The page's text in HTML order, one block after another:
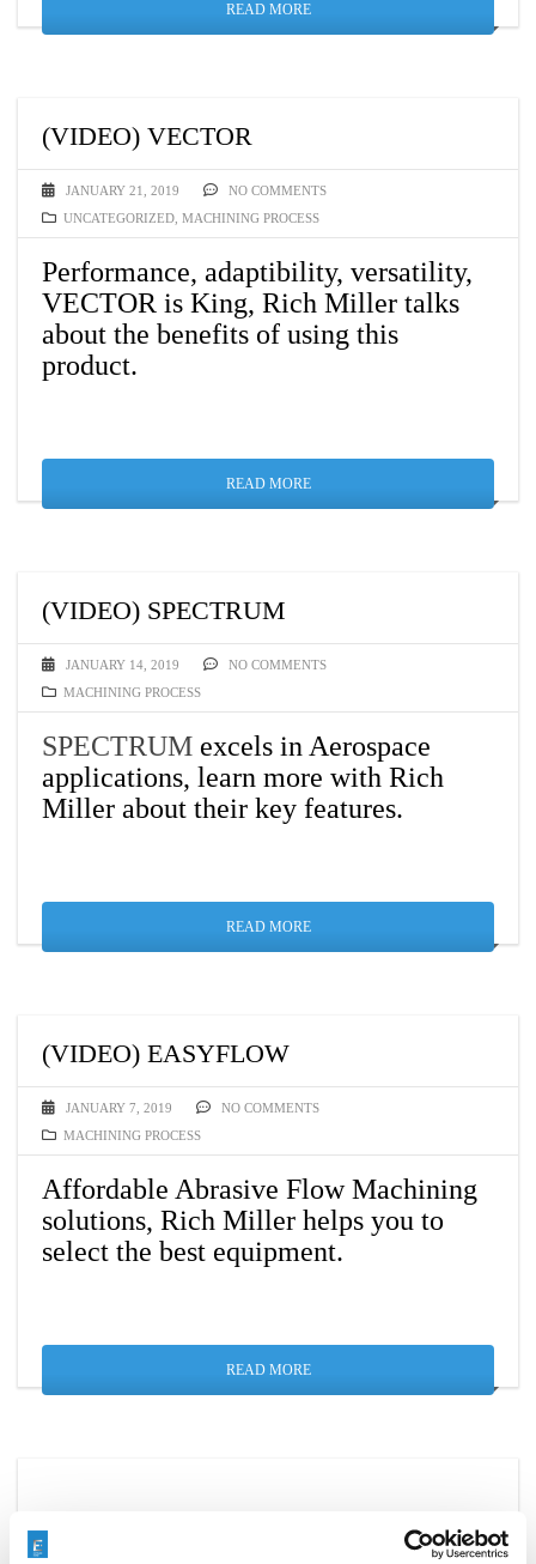
READ MORE
(VIDEO) VECTOR
JANUARY 21, 2019
NO COMMENTS
UNCATEGORIZED MACHINING PROCESS
Performance, adaptibility, versatility,
VECTOR is King, Rich Miller talks
about the benefits of using this
product.
READ MORE
(VIDEO) SPECTRUM
JANUARY 14, 2019
NO COMMENTS
MACHINING PROCESS
SPECTRUM excels in Aerospace
applications, learn more with Rich
Miller about their key features.
READ MORE
(VIDEO) EASYFLOW
JANUARY 7, 2019
NO COMMENTS
MACHINING PROCESS
Affordable Abrasive Flow Machining
solutions, Rich Miller helps you to
select the best equipment.
READ MORE
PDI – LEADER IN DIESEL
AFTERMARKET COMPONENTS –